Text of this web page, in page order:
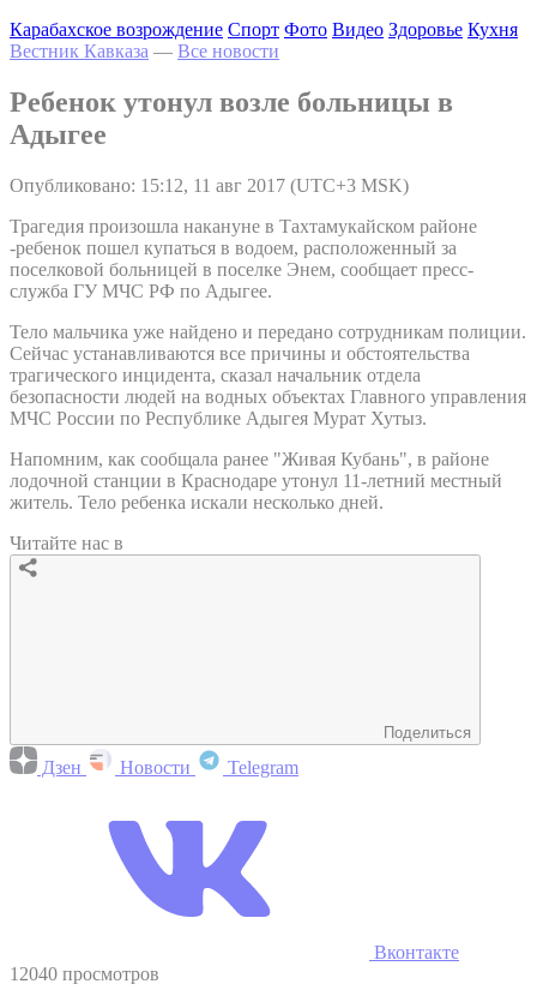
Карабахское возрождение Спорт Фото Видео Здоровье Кухня
Вестник Кавказа — Все новости
Ребенок утонул возле больницы в
Адыгее
Опубликовано: 15:12, 11 авг 2017 (UTC+3 MSK)
Трагедия произошла накануне в Тахтамукайском районе
-ребенок пошел купаться в водоем, расположенный за
поселковой больницей в поселке Энем, сообщает пресс-
служба ГУ МЧС РФ по Адыгее.
Тело мальчика уже найдено и передано сотрудникам полиции.
Сейчас устанавливаются все причины и обстоятельства
трагического инцидента, сказал начальник отдела
безопасности людей на водных объектах Главного управления
МЧС России по Республике Адыгея Мурат Хутыз.
Напомним, как сообщала ранее "Живая Кубань", в районе
лодочной станции в Краснодаре утонул 11-летний местный
житель. Тело ребенка искали несколько дней.
Читайте нас в
Поделиться
Дзен Новости Telegram
Вконтакте
12040 просмотров